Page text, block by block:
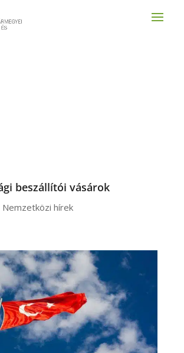
beszállítói vásárok
Nemzetközi hírek